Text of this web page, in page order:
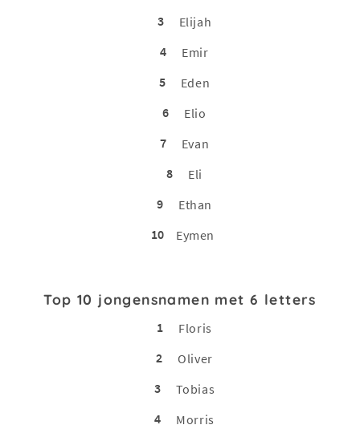
3
Elijah
4
Emir
5
Eden
6
Elio
7
Evan
8
Eli
9
Ethan
10
Eymen
Top 10 jongensnamen met 6 letters
1
Floris
2
Oliver
3
Tobias
4
Morris